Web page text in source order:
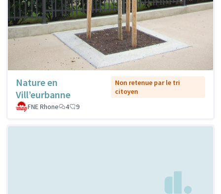
Nature en
Vill’eurbanne
Non retenue par le tri
citoyen
FNE Rhone
4 9